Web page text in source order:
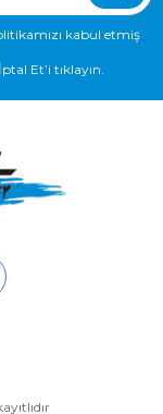
kabul etmiş
Et’i tıklayın.